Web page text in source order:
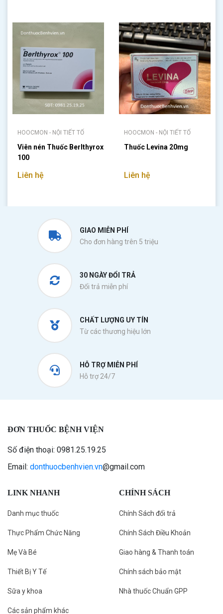
HOOCMON - NỘI TIẾT TỐ
Viên nén Thuốc Berlthyrox
100
Liên hệ
HOOCMON - NỘI TIẾT TỐ
Thuốc Levina 20mg
Liên hệ
GIAO MIỄN PHÍ
Cho đơn hàng trên 5 triệu
30 NGÀY ĐỔI TRẢ
Đổi trả miễn phí
CHẤT LƯỢNG UY TÍN
Từ các thương hiệu lớn
HỖ TRỢ MIỄN PHÍ
Hỗ trợ 24/7
ĐƠN THUỐC BỆNH VIỆN
Số điện thoại: 0981.25.19.25
Email: donthuocbenhvien.vn@gmail.com
LINK NHANH
Danh mục thuốc
Thực Phẩm Chức Năng
Mẹ Và Bé
Thiết Bị Y Tế
Sữa y khoa
Các sản phẩm khác
CHÍNH SÁCH
Chính Sách đổi trả
Chính Sách Điều Khoản
Giao hàng & Thanh toán
Chính sách bảo mật
Nhà thuốc Chuẩn GPP